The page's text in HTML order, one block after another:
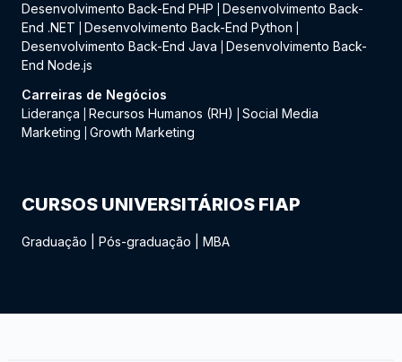
Desenvolvimento Back-End PHP
Desenvolvimento Back-
End .NET
Desenvolvimento Back-End Python
Desenvolvimento Back-End Java
Desenvolvimento Back-
End Node.js
Carreiras de Negócios
Liderança
Recursos Humanos (RH)
Social Media
Marketing
Growth Marketing
CURSOS UNIVERSITÁRIOS FIAP
Graduação Pós-graduação MBA